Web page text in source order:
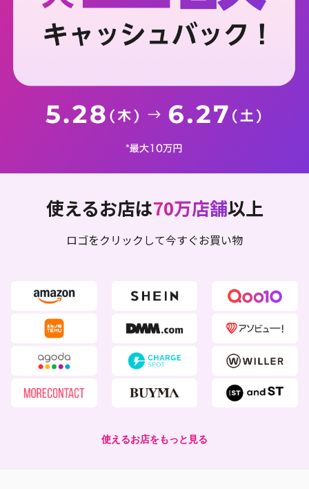
使えるお店は70万店舗以上
ロゴをクリックして今すぐお買い物
使えるお店をもっと見る